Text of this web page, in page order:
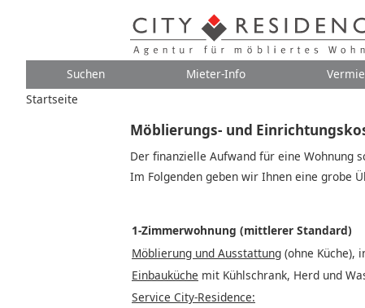
Suchen Mieter-Info
Startseite
Möblierungs- und
Der finanzielle Aufwand für eine Wohnung
Im Folgenden geben wir Ihnen eine grobe
1-Zimmerwohnung (mittlerer Standard)
Möblierung und Ausstattung (ohne Küche),
Einbauküche mit Kühlschrank, Herd und
Service City-Residence: